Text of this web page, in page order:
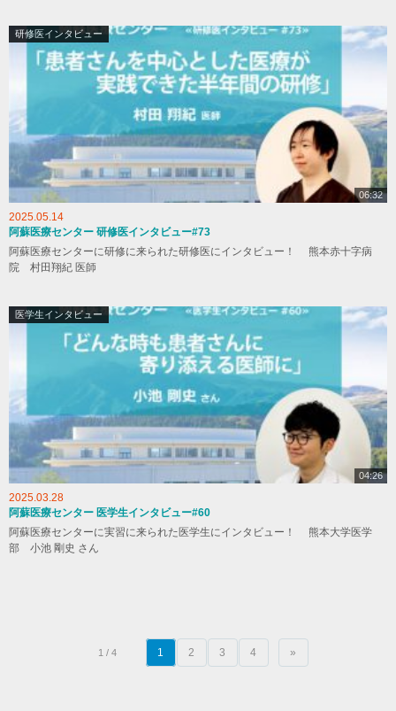
研修医インタビュー
06:32
2025.05.14
阿蘇医療センター 研修医インタビュー#73
阿蘇医療センターに研修に来られた研修医にインタビュー！ 熊本赤十字病
院 村田翔紀 医師
医学生インタビュー
04:26
2025.03.28
阿蘇医療センター 医学生インタビュー#60
阿蘇医療センターに実習に来られた医学生にインタビュー！ 熊本大学医学
部 小池 剛史 さん
1 / 4 1 2 3 4 »